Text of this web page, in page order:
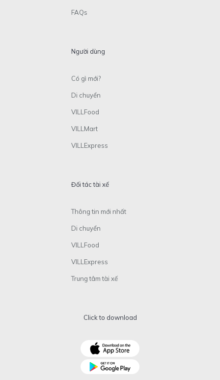
FAQs
Người dùng
Có gì mới?
Di chuyển
VILLFood
VILLMart
VILLExpress
Đối tác tài xế
Thông tin mới nhất
Di chuyển
VILLFood
VILLExpress
Trung tâm tài xế
Click to download